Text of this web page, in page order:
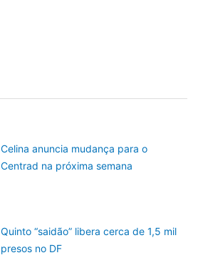
Celina anuncia mudança para o
Centrad na próxima semana
Quinto “saidão” libera cerca de 1,5 mil
presos no DF